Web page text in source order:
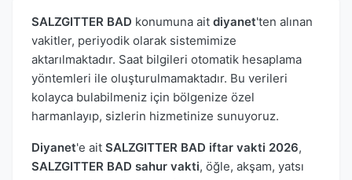
SALZGITTER BAD konumuna ait diyanet'ten alınan
vakitler, periyodik olarak sistemimize
aktarılmaktadır. Saat bilgileri otomatik hesaplama
yöntemleri ile oluşturulmamaktadır. Bu verileri
kolayca bulabilmeniz için bölgenize özel
harmanlayıp, sizlerin hizmetinize sunuyoruz.
Diyanet'e ait SALZGITTER BAD iftar vakti 2026,
SALZGITTER BAD sahur vakti, öğle, akşam, yatsı